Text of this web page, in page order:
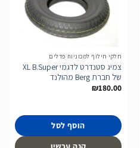
הוסף
חלקי חילוף למכוניות פדלים
צמיג סטנדרט לדגמי XL B.Super
של חברת Berg מהולנד
₪180.00
הוסף לסל